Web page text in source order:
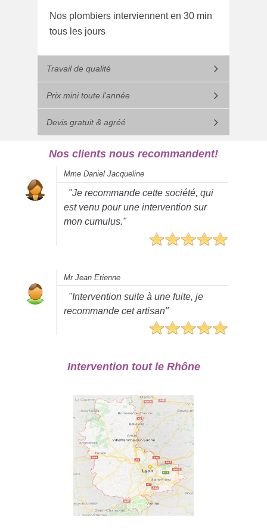
Nos plombiers interviennent en 30 min
tous les jours
Travail de qualité
Prix mini toute l'année
Devis gratuit & agréé
Nos clients nous recommandent!
Mme Daniel Jacqueline
"Je recommande cette société, qui
est venu pour une intervention sur
mon cumulus."
Mr Jean Etienne
"Intervention suite à une fuite, je
recommande cet artisan"
Intervention tout le Rhône